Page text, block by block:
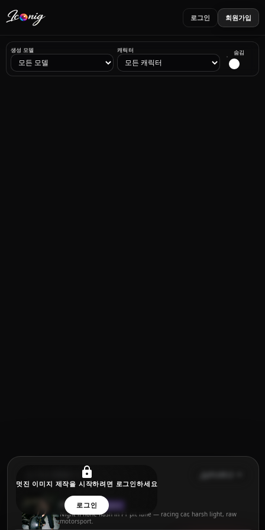
로그인 회원가입
생성 모델 캐릭터 숨김
F1 Pit Lane IMAGE
Night iPhone flash in F1 pit lane — racing car, harsh light, raw
motorsport.
멋진 이미지 제작을 시작하려면 로그인하세요
로그인